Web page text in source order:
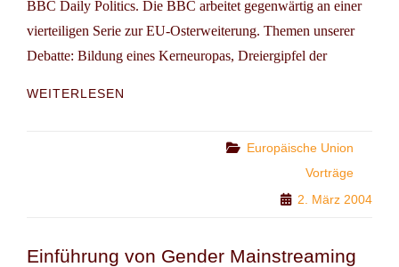
BBC Daily Politics. Die BBC arbeitet gegenwärtig an einer
vierteiligen Serie zur EU-Osterweiterung. Themen unserer
Debatte: Bildung eines Kerneuropas, Dreiergipfel der
WEITERLESEN
Categories
Europäische Union
Vorträge
2. März 2004
Einführung von Gender Mainstreaming